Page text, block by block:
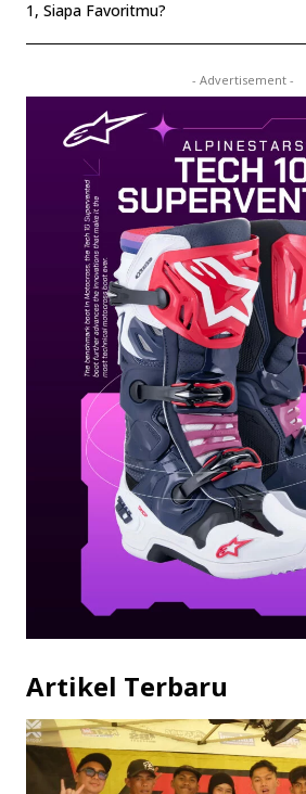
1, Siapa Favoritmu?
- Advertisement -
Artikel Terbaru